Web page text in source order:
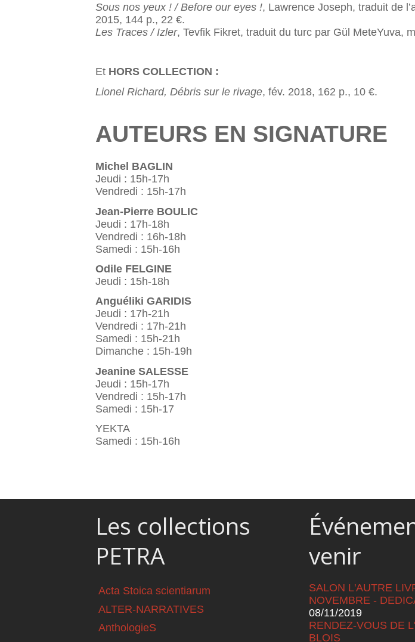
Sous nos yeux ! / Before our eyes !, Lawrence Joseph, traduit de
2015, 144 p., 22 €.
Les Traces / Izler, Tevfik Fikret, traduit du turc par Gül MeteYuva,
Et HORS COLLECTION :
Lionel Richard, Débris sur le rivage, fév. 2018, 162 p., 10 €.
AUTEURS EN SIGNATURE
Michel BAGLIN
Jeudi : 15h-17h
Vendredi : 15h-17h
Jean-Pierre BOULIC
Jeudi : 17h-18h
Vendredi : 16h-18h
Samedi : 15h-16h
Odile FELGINE
Jeudi : 15h-18h
Anguéliki GARIDIS
Jeudi : 17h-21h
Vendredi : 17h-21h
Samedi : 15h-21h
Dimanche : 15h-19h
Jeanine SALESSE
Jeudi : 15h-17h
Vendredi : 15h-17h
Samedi : 15h-17
YEKTA
Samedi : 15h-16h
Les collections
PETRA
Acta Stoica scientiarum
ALTER-NARRATIVES
AnthologieS
venir
SALON L'AUTRE
NOVEMBRE -
08/11/2019
RENDEZ-VOUS DE
BLOIS